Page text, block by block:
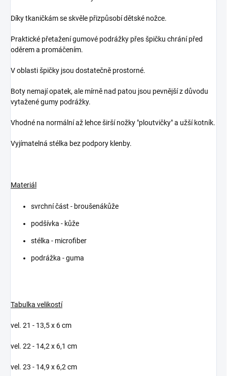
Díky tkaničkám se skvěle přizpůsobí dětské nožce.
Praktické přetažení gumové podrážky přes špičku chrání před
oděrem a promáčením.
V oblasti špičky jsou dostatečně prostorné.
Boty nemají opatek, ale mírně nad patou jsou pevnější z důvodu
vytažené gumy podrážky.
Vhodné na normální až lehce širší nožky "ploutvičky" a užší kotník.
Vyjímatelná stélka bez podpory klenby.
Materiál
svrchní část - broušenákůže
podšívka - kůže
stélka - microfiber
podrážka - guma
Tabulka velikostí
vel. 21 - 13,5 x 6 cm
vel. 22 - 14,2 x 6,1 cm
vel. 23 - 14,9 x 6,2 cm